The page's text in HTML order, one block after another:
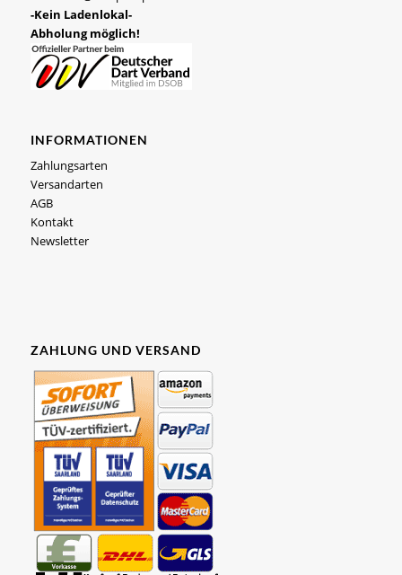
-Kein Ladenlokal-
Abholung möglich!
INFORMATIONEN
Zahlungsarten
Versandarten
AGB
Kontakt
Newsletter
ZAHLUNG UND VERSAND